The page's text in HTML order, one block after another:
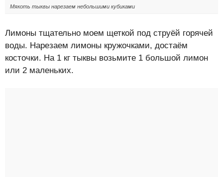
Мякоть тыквы нарезаем небольшими кубиками
Лимоны тщательно моем щеткой под струёй горячей
воды. Нарезаем лимоны кружочками, достаём
косточки. На 1 кг тыквы возьмите 1 большой лимон
или 2 маленьких.